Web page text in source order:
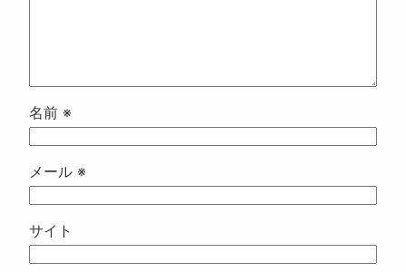
名前 ※
メール ※
サイト